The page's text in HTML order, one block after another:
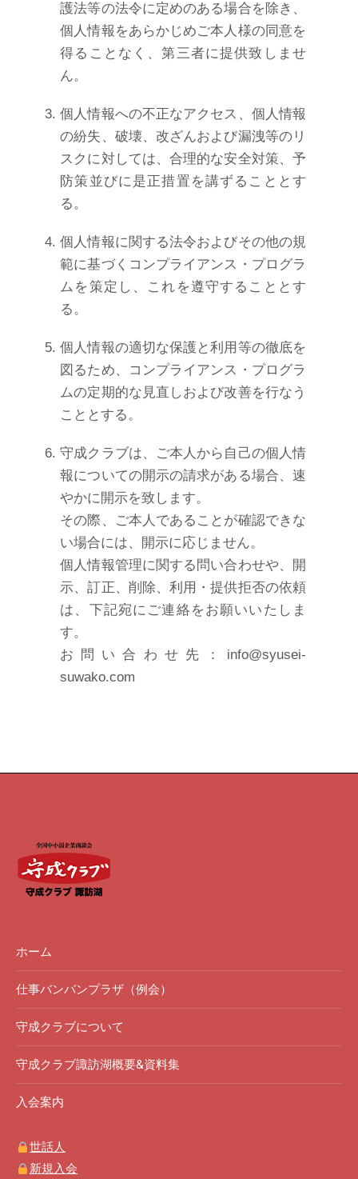
護法等の法令に定めのある場合を除き、
個人情報をあらかじめご本人様の同意を
得ることなく、第三者に提供致しませ
ん。
個人情報への不正なアクセス、個人情報
の紛失、破壊、改ざんおよび漏洩等のリ
スクに対しては、合理的な安全対策、予
防策並びに是正措置を講ずることとす
る。
個人情報に関する法令およびその他の規
範に基づくコンプライアンス・プログラ
ムを策定し、これを遵守することとす
る。
個人情報の適切な保護と利用等の徹底を
図るため、コンプライアンス・プログラ
ムの定期的な見直しおよび改善を行なう
こととする。
守成クラブは、ご本人から自己の個人情
報についての開示の請求がある場合、速
やかに開示を致します。
その際、ご本人であることが確認できな
い場合には、開示に応じません。
個人情報管理に関する問い合わせや、開
示、訂正、削除、利用・提供拒否の依頼
は、下記宛にご連絡をお願いいたしま
す。
お問い合わせ先：info@syusei-
suwako.com
ホーム
仕事バンバンプラザ（例会）
守成クラブについて
守成クラブ諏訪湖概要&資料集
入会案内
世話人
新規入会